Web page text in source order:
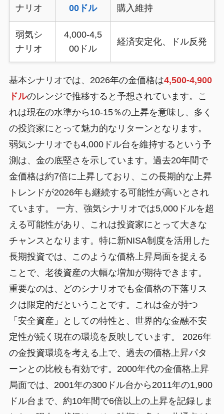
ナリオ
00ドル
購入維持
弱気シ
ナリオ
4,000-4,5
00ドル
経済安定化、ドル反発
基本シナリオでは、2026年の金価格は4,500-4,900
ドルのレンジで推移すると予想されています。こ
れは現在の水準から10-15％の上昇を意味し、多く
の投資家にとって魅力的なリターンとなります。
弱気シナリオでも4,000ドル台を維持するという予
測は、金の底堅さを示しています。過去20年間で
金価格は約7倍に上昇しており、この長期的な上昇
トレンドが2026年も継続する可能性が高いとされ
ています。 一方、強気シナリオでは5,000ドルを超
える可能性があり、これは投資家にとって大きな
チャンスとなります。特に新NISA制度を活用した
長期投資では、このような価格上昇局面を捉える
ことで、老後資産の大幅な増加が期待できます。
重要なのは、どのシナリオでも金価格の下落リス
クは限定的だということです。これは金が持つ
「安全資産」としての特性と、世界的な金融不安
定性が続く現在の環境を反映しています。 2026年
の金投資環境を考える上で、過去の価格上昇パタ
ーンとの比較も有効です。2000年代の金価格上昇
局面では、2001年の300ドル台から2011年の1,900
ドル台まで、約10年間で6倍以上の上昇を記録しま